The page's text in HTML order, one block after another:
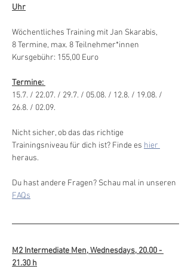
Uhr
Wöchentliches Training mit Jan Skarabis,
8 Termine, max. 8 Teilnehmer*innen
Kursgebühr: 155,00 Euro
Termine:
15.7. / 22.07. / 29.7. / 05.08. / 12.8. / 19.08. /
26.8. / 02.09.
Nicht sicher, ob das das richtige
Trainingsniveau für dich ist? Finde es hier
heraus.
Du hast andere Fragen? Schau mal in unseren
FAQs
M2 Intermediate Men, Wednesdays, 20.00 -
21.30 h